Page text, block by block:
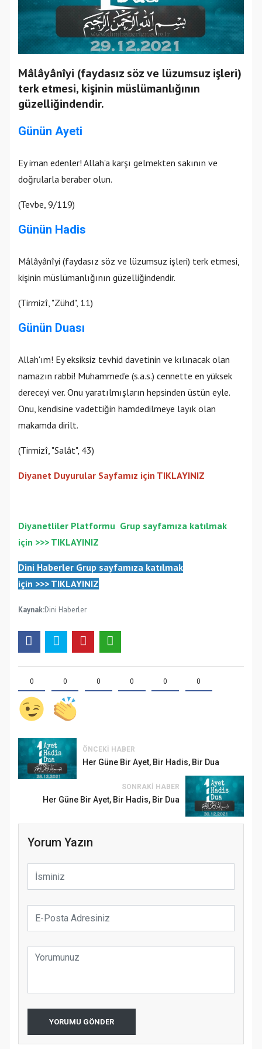
Mâlâyânîyi (faydasız söz ve lüzumsuz işleri)
terk etmesi, kişinin müslümanlığının
güzelliğindendir.
Günün Ayeti
Ey iman edenler! Allah'a karşı gelmekten sakının ve
doğrularla beraber olun.
(Tevbe, 9/119)
Günün Hadis
Mâlâyânîyi (faydasız söz ve lüzumsuz işleri) terk etmesi,
kişinin müslümanlığının güzelliğindendir.
(Tirmizî, "Zühd", 11)
Günün Duası
Allah'ım! Ey eksiksiz tevhid davetinin ve kılınacak olan
namazın rabbi! Muhammed'e (s.a.s.) cennette en yüksek
dereceyi ver. Onu yaratılmışların hepsinden üstün eyle.
Onu, kendisine vadettiğin hamdedilmeye layık olan
makamda dirilt.
(Tirmizî, "Salât", 43)
Diyanet Duyurular Sayfamız için TIKLAYINIZ
Diyanetliler Platformu Grup sayfamıza katılmak
için >>> TIKLAYINIZ
Dini Haberler Grup sayfamıza katılmak
için >>> TIKLAYINIZ
Kaynak:Dini Haberler
0 0 0 0 0 0
ÖNCEKI HABER
Her Güne Bir Ayet, Bir Hadis, Bir Dua
SONRAKI HABER
Her Güne Bir Ayet, Bir Hadis, Bir Dua
Yorum Yazın
YORUMU GÖNDER
Samsun Atakum’da Ayasofya Camii
Etkinliği
Türkiye’de insanlar dinle bağlarını